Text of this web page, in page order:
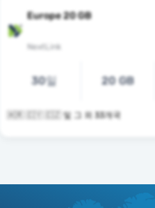
Europe 20 GB
NextLink
30일 20 GB
🇭🇷 🇨🇾 🇨🇿 및 그 외 33개국